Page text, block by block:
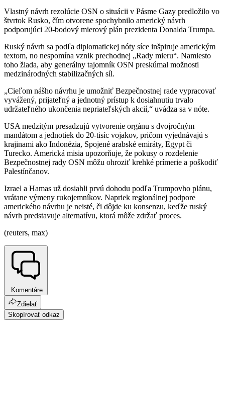
Vlastný návrh rezolúcie OSN o situácii v Pásme Gazy predložilo vo
štvrtok Rusko, čím otvorene spochybnilo americký návrh
podporujúci 20-bodový mierový plán prezidenta Donalda Trumpa.
Ruský návrh sa podľa diplomatickej nóty síce inšpiruje americkým
textom, no nespomína vznik prechodnej „Rady mieru“. Namiesto
toho žiada, aby generálny tajomník OSN preskúmal možnosti
medzinárodných stabilizačných síl.
„Cieľom nášho návrhu je umožniť Bezpečnostnej rade vypracovať
vyvážený, prijateľný a jednotný prístup k dosiahnutiu trvalo
udržateľného ukončenia nepriateľských akcií,“ uvádza sa v nóte.
USA medzitým presadzujú vytvorenie orgánu s dvojročným
mandátom a jednotiek do 20-tisíc vojakov, pričom vyjednávajú s
krajinami ako Indonézia, Spojené arabské emiráty, Egypt či
Turecko. Americká misia upozorňuje, že pokusy o rozdelenie
Bezpečnostnej rady OSN môžu ohroziť krehké prímerie a poškodiť
Palestínčanov.
Izrael a Hamas už dosiahli prvú dohodu podľa Trumpovho plánu,
vrátane výmeny rukojemníkov. Napriek regionálnej podpore
amerického návrhu je neisté, či dôjde ku konsenzu, keďže ruský
návrh predstavuje alternatívu, ktorá môže zdržať proces.
(reuters, max)
Komentáre
Zdielať
Skopírovať odkaz